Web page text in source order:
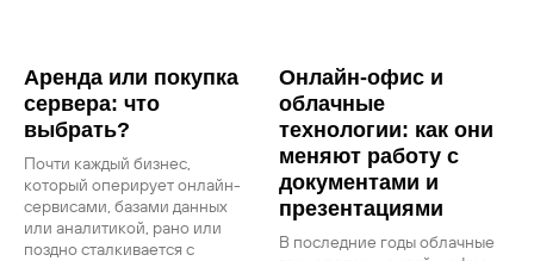
Аренда или покупка
сервера: что
выбрать?
Почти каждый бизнес,
который оперирует онлайн-
сервисами, базами данных
или аналитикой, рано или
поздно сталкивается с
Онлайн-офис и
облачные
технологии: как они
меняют работу с
документами и
презентациями
В последние годы облачные